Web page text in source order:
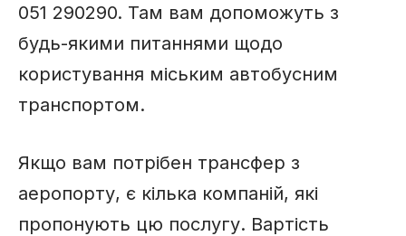
051 290290. Там вам допоможуть з
будь-якими питаннями щодо
користування міським автобусним
транспортом.
Якщо вам потрібен трансфер з
аеропорту, є кілька компаній, які
пропонують цю послугу. Вартість